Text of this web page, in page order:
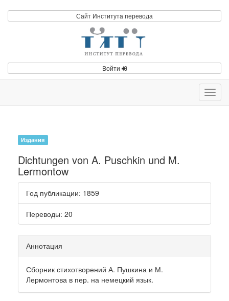
Сайт Института перевода
Войти
Издания
Dichtungen von A. Puschkin und M.
Lermontow
Год публикации: 1859
Переводы: 20
Аннотация
Сборник стихотворений А. Пушкина и М.
Лермонтова в пер. на немецкий язык.